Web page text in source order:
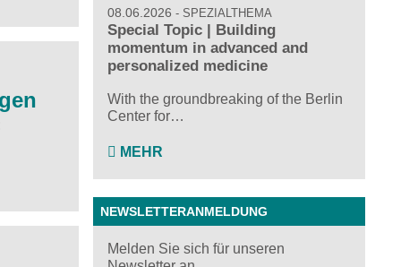
08.06.2026 SPEZIALTHEMA
Special Topic | Building
momentum in advanced and
personalized medicine
With the groundbreaking of the Berlin
Center for…
MEHR
NEWSLETTERANMELDUNG
Melden Sie sich für unseren